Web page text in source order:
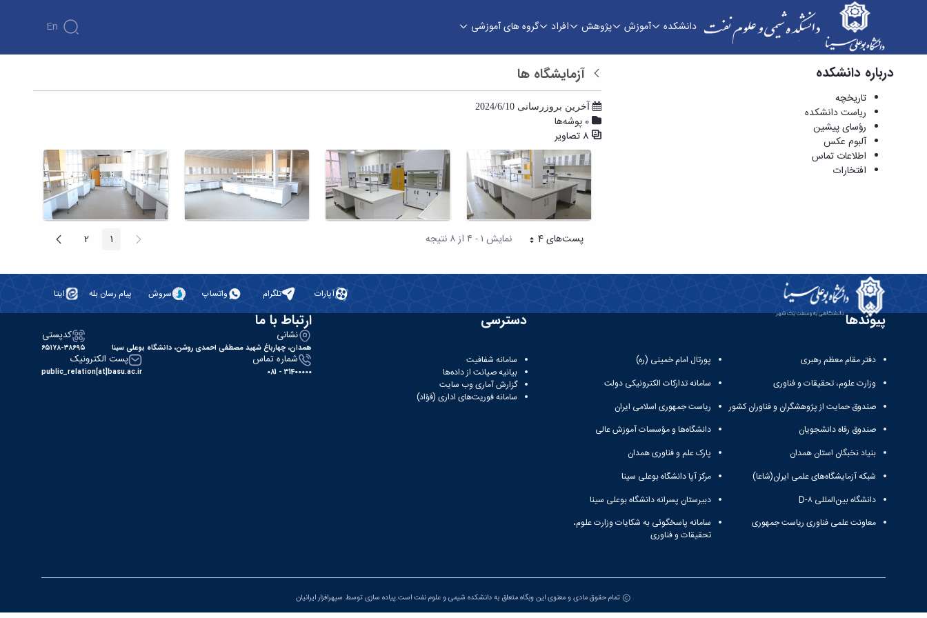
دانشکده آموزش پژوهش افراد گروه های آموزشی En
آزمایشگاه ها - آلبوم عکس - دانشکده شیمی و علوم نفت
درباره دانشکده
تاریخچه
ریاست دانشکده
رؤسای پیشین
آلبوم عکس
اطلاعات تماس
افتخارات
بازگشت
آزمایشگاه ها
آخرین بروزرسانی 2024/6/10
0 پوشه‌ها
8 تصاویر
پست‌‌های 4هر صفحه نمایش ۱ - ۴ از ۸ نتیجه پیغام
قبلی صفحه1 صفحه2 صفحه
بعد
آپارات تلگرام واتساپ سروش پیام رسان بله ایتا
پیوندها
دفتر مقام معظم رهبری
وزارت علوم، تحقیقات و فناوری
صندوق حمایت از پژوهشگران و فناوران کشور
صندوق رفاه دانشجویان
بنیاد نخبگان استان همدان
شبکه آزمایشگاه‌های علمی ایران(شاعا)
دانشگاه بین‌المللی D-۸
معاونت علمی فناوری ریاست جمهوری
پورتال امام خمینی (ره)
سامانه تدارکات الکترونیکی دولت
ریاست جمهوری اسلامی ایران
دانشگاه‌ها و مؤسسات آموزش عالی
پارک علم و فناوری همدان
مرکز آپا دانشگاه بوعلی سینا
دبیرستان پسرانه دانشگاه بوعلی سینا
سامانه پاسخگوئی به شکایات وزارت علوم،
تحقیقات و فناوری
دسترسی
سامانه شفافیت
بیانیه صیانت از داده‌ها
گزارش آماری وب‌ سایت
سامانه فوریت‌های اداری (فؤاد)
ارتباط با ما
نشانی
همدان، چهارباغ شهید مصطفی احمدی روشن، دانشگاه بوعلی سینا
کدپستی
۶۵۱۷۸-۳۸۶۹۵
شماره تماس
31400000 - 081
پست الکترونیک
public_relation[at]basu.ac.ir
تمام حقوق مادی و معنوی این وبگاه متعلق به دانشکده شیمی و علوم نفت است.پیاده سازی توسط سپهرافزار ایرانیان